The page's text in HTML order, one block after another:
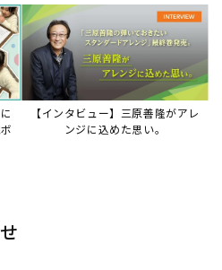
をヤマハミュージックデー
利用いただいているお客
す。